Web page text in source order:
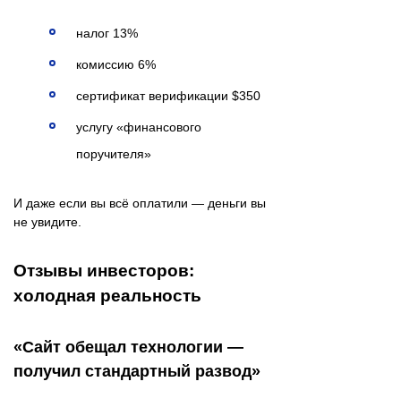
налог 13%
комиссию 6%
сертификат верификации $350
услугу «финансового
поручителя»
И даже если вы всё оплатили — деньги вы
не увидите.
Отзывы инвесторов:
холодная реальность
«Сайт обещал технологии —
получил стандартный развод»